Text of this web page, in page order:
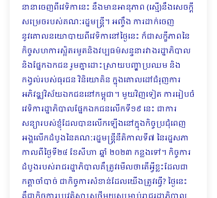
នានាចេញពីវេទិកានេះ នឹងមានអានុភាព (ស្មើ)នឹងសេចក្តី
សម្រេចរបស់គណៈរដ្ឋមន្ត្រី។ អញ្ចឹង ការដាក់ចេញ
នូវគោលនយោបាយពីវេទិកានៅថ្ងៃនេះ ក៏ជាសក្ខីភាពនៃ
កិច្ចសហការស្អិតរមួតនិងវប្បធម៌សន្ទនារវាងរដ្ឋាភិបាល
និងផ្នែកឯកជន រួមគ្នាដោះស្រាយបញ្ហាប្រឈម និង
កង្វល់របស់ធុរជន វិនិយោគិន ក្នុងគោលដៅជំរុញការ
អភិវឌ្ឍវិស័យឯកជននៅកម្ពុជា។ មួយវិញទៀត ការរៀបចំ
វេទិការដ្ឋាភិបាលផ្នែកឯកជនលើកទី១៩ នេះ ជាការ
សន្យារបស់ខ្ញុំដែលបានលើកឡើងនៅក្នុងកិច្ចប្រជុំពេញ
អង្គលើកដំបូងនៃគណៈរដ្ឋមន្ត្រីនីតិកាលទី៧ នៃរដ្ឋសភា
កាលពីថ្ងៃទី២៤ ខែសីហា ឆ្នាំ ២០២៣ កន្លងទៅ។ កិច្ចការ
ដំបូងរបស់រាជរដ្ឋាភិបាលគឺត្រូវមើលថាតើអ្វីខ្លះដែលជា
កត្តាចាំបាច់ ជាកិច្ចការសំ​ខាន់ដែលយើងត្រូវធ្វើ? ថ្ងៃនេះ